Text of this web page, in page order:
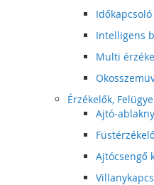
Időkapcsoló
Intelligens
Multi
Érzékelők,
Ajtó-
Füstérzékelő
Ajtócsengő